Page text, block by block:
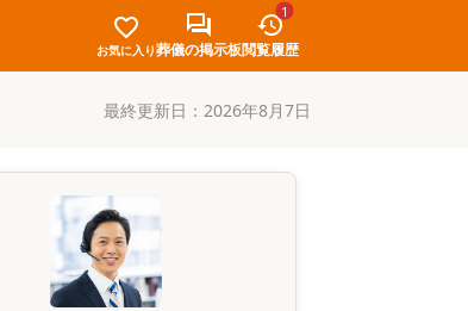
お気に入り葬儀の掲示板
1
閲覧履歴
最終更新日： 2026年8月7日